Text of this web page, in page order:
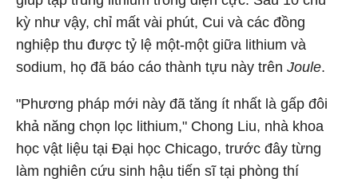
kỳ như vậy, chỉ mất vài phút, Cui và các đồng
nghiệp thu được tỷ lệ một-một giữa lithium và
sodium, họ đã báo cáo thành tựu này trên Joule.
"Phương pháp mới này đã tăng ít nhất là gấp đôi
khả năng chọn lọc lithium," Chong Liu, nhà khoa
học vật liệu tại Đại học Chicago, trước đây từng
làm nghiên cứu sinh hậu tiến sĩ tại phòng thí